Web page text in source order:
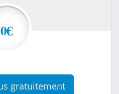
0€
gratuitement